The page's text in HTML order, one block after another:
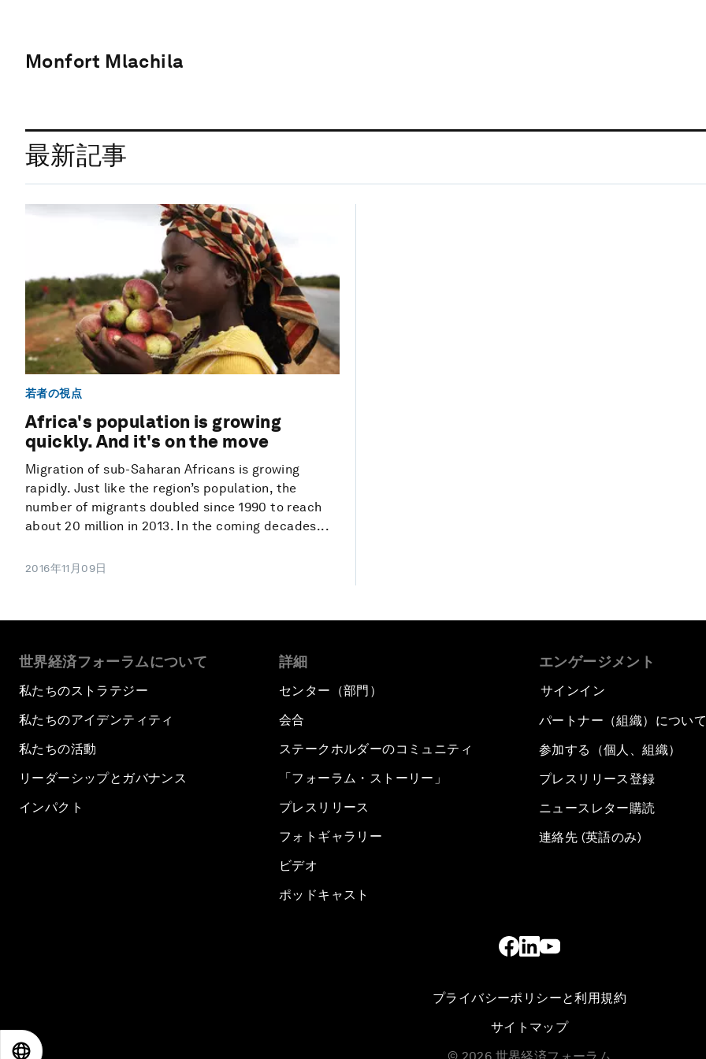
Monfort Mlachila
最新記事
若者の視点
Africa's population is growing
quickly. And it's on the move
Migration of sub-Saharan Africans is growing
rapidly. Just like the region’s population, the
number of migrants doubled since 1990 to reach
about 20 million in 2013. In the coming decades...
2016年11月09日
世界経済フォーラムについて
私たちのストラテジー
私たちのアイデンティティ
私たちの活動
リーダーシップとガバナンス
インパクト
詳細
センター（部門）
会合
ステークホルダーのコミュニティ
「フォーラム・ストーリー」
プレスリリース
フォトギャラリー
ビデオ
ポッドキャスト
エンゲージメント
サインイン
パートナー（組織）について
参加する（個人、組織）
プレスリリース登録
ニュースレター購読
連絡先 (英語のみ)
プライバシーポリシーと利用規約
サイトマップ